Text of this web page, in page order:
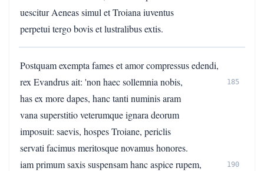
uescitur Aeneas simul et Troiana iuventus
perpetui tergo bovis et lustralibus extis.
Postquam exempta fames et amor compressus edendi,
rex Evandrus ait: 'non haec sollemnia nobis,
185
has ex more dapes, hanc tanti numinis aram
vana superstitio veterumque ignara deorum
imposuit: saevis, hospes Troiane, periclis
servati facimus meritosque novamus honores.
iam primum saxis suspensam hanc aspice rupem,
190